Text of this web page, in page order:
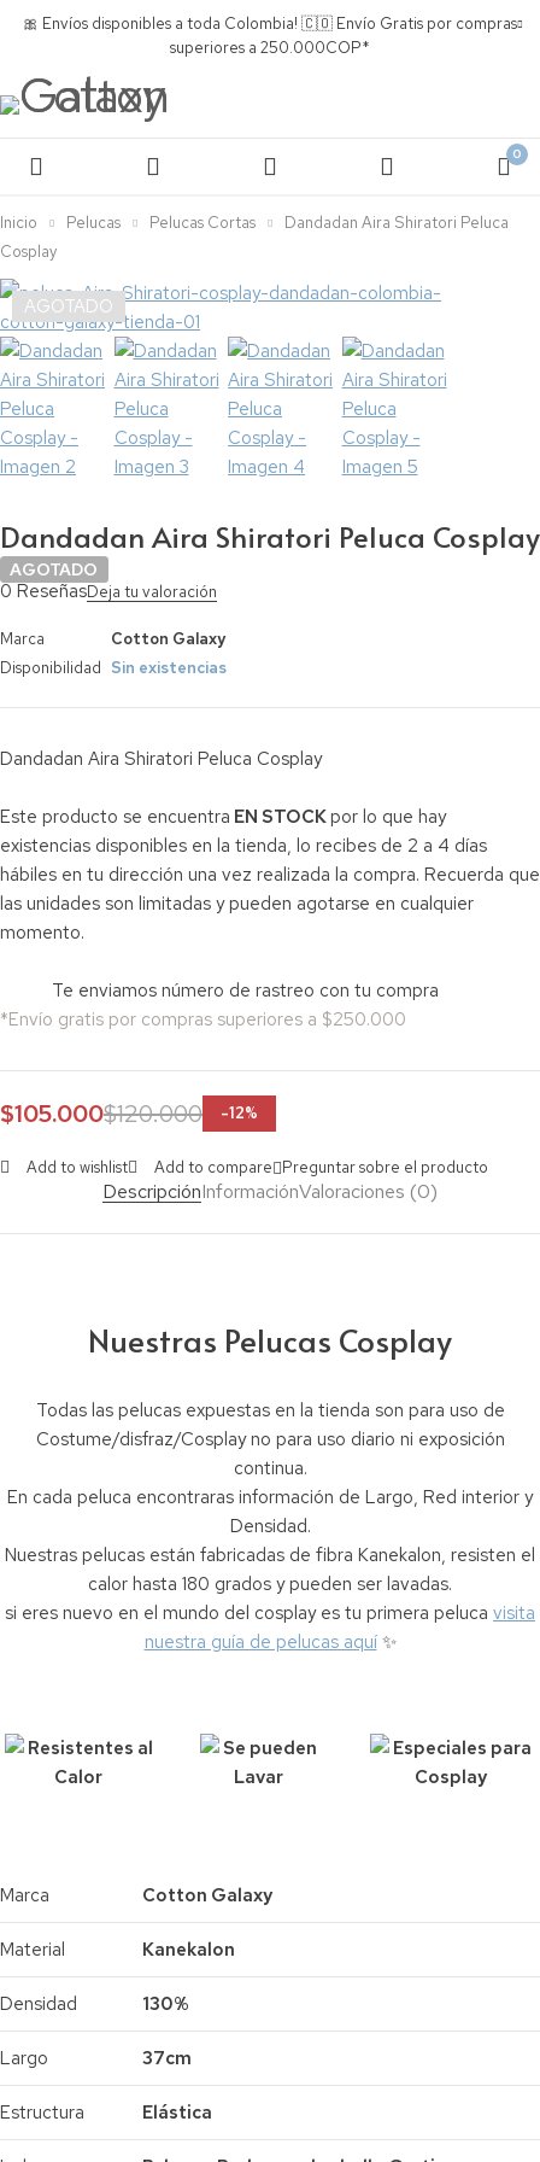
🎀 Envíos disponibles a toda Colombia! 🇨🇴 Envío Gratis por compras
superiores a 250.000COP*
0
Inicio Pelucas Pelucas Cortas
Dandadan Aira Shiratori Peluca
Cosplay
AGOTADO
Dandadan Aira Shiratori Peluca Cosplay
AGOTADO
0 ReseñasDeja tu valoración
Marca
Cotton Galaxy
Disponibilidad Sin existencias
Dandadan Aira Shiratori Peluca Cosplay
Este producto se encuentra EN STOCKpor lo que hay
existencias disponibles en la tienda, lo recibes de 2 a 4 días
hábiles en tu dirección una vez realizada la compra. Recuerda que
las unidades son limitadas y pueden agotarse en cualquier
momento.
Te enviamos número de rastreo con tu compra
*Envío gratis por compras superiores a $250.000
$120.000
$105.000 -12%
Add to wishlist Add to compare Preguntar sobre el producto
DescripciónInformaciónValoraciones (0)
Nuestras Pelucas Cosplay
Todas las pelucas expuestas en la tienda son para uso de
Costume/disfraz/Cosplay no para uso diario ni exposición
continua.
En cada peluca encontraras información de Largo, Red interior y
Densidad.
Nuestras pelucas están fabricadas de fibra Kanekalon, resisten el
calor hasta 180 grados y pueden ser lavadas.
si eres nuevo en el mundo del cosplay es tu primera peluca visita
nuestra guía de pelucas aquí✨
Resistentes al
Calor
Se pueden
Lavar
Especiales para
Cosplay
Marca Cotton Galaxy
Material Kanekalon
Densidad 130%
Largo 37cm
Estructura Elástica